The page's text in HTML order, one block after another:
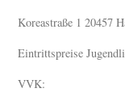
Koreastraße 1 20457
Eintrittspreise
VVK: